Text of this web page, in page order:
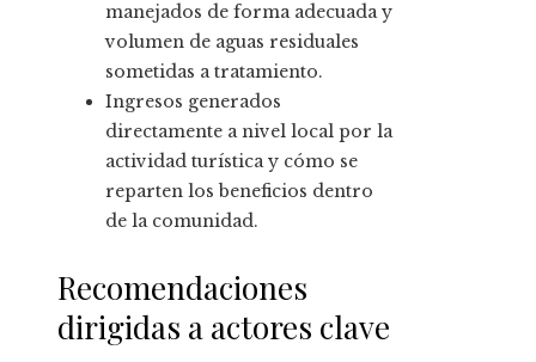
manejados de forma adecuada y
volumen de aguas residuales
sometidas a tratamiento.
Ingresos generados
directamente a nivel local por la
actividad turística y cómo se
reparten los beneficios dentro
de la comunidad.
Recomendaciones
dirigidas a actores clave